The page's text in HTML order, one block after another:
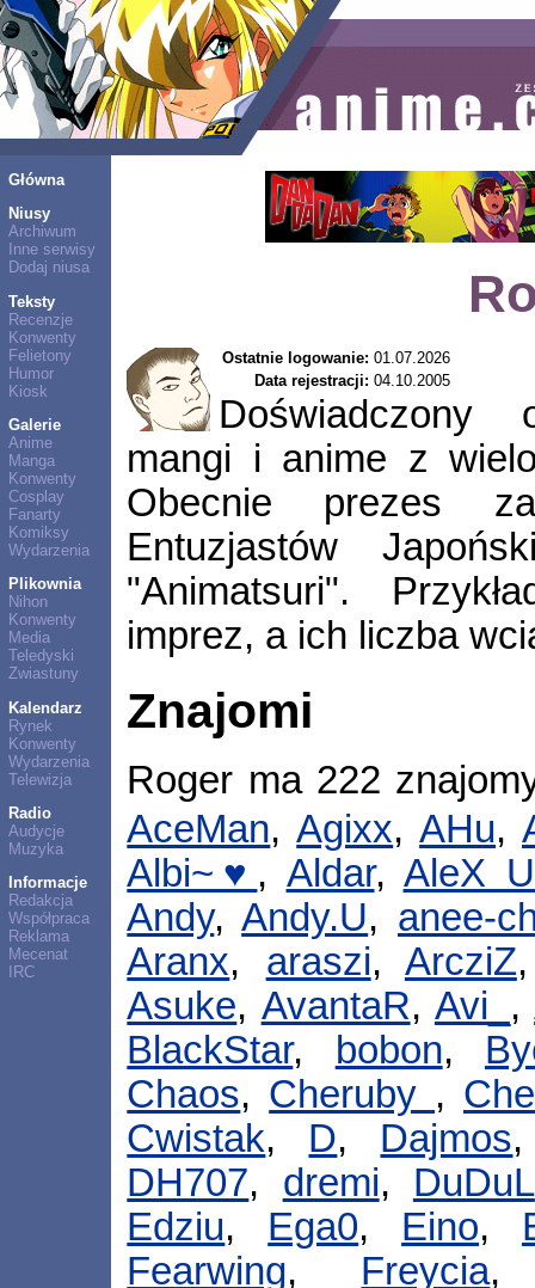
Główna
Niusy
Archiwum
Inne serwisy
Dodaj niusa
Teksty
Recenzje
Konwenty
Felietony
Humor
Kiosk
Galerie
Anime
Manga
Konwenty
Cosplay
Fanarty
Komiksy
Wydarzenia
Plikownia
Nihon
Konwenty
Media
Teledyski
Zwiastuny
Kalendarz
Rynek
Konwenty
Wydarzenia
Telewizja
Radio
Audycje
Muzyka
Informacje
Redakcja
Współpraca
Reklama
Mecenat
IRC
Ostatnie logowanie: 01.07.2026
Data rejestracji: 04.10.2005
Doświadczony
mangi i anime z
Obecnie prezes
Entuzjastów
"Animatsuri".
imprez, a ich liczba
Znajomi
Roger ma 222
AceMan,Agixx,AHu,
Albi~♥ , Aldar, AleX
Andy,Andy.U, anee-
Aranx, araszi, ArcziZ
Asuke, AvantaR, Avi_ ,
BlackStar, bobon,
Chaos, Cheruby ,
Cwistak, D, Dajmos
DH707, dremi, DuDuL
Edziu, Ega0, Eino,
Fearwing, Freycia